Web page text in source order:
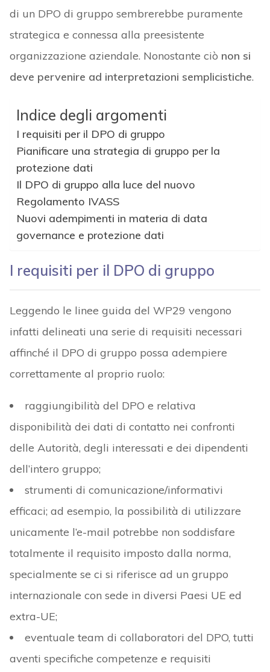
di un DPO di gruppo sembrerebbe puramente
strategica e connessa alla preesistente
organizzazione aziendale. Nonostante ciò non si
deve pervenire ad interpretazioni semplicistiche.
Indice degli argomenti
I requisiti per il DPO di gruppo
Pianificare una strategia di gruppo per la
protezione dati
Il DPO di gruppo alla luce del nuovo
Regolamento IVASS
Nuovi adempimenti in materia di data
governance e protezione dati
I requisiti per il DPO di gruppo
Leggendo le linee guida del WP29 vengono
infatti delineati una serie di requisiti necessari
affinché il DPO di gruppo possa adempiere
correttamente al proprio ruolo:
raggiungibilità del DPO e relativa
disponibilità dei dati di contatto nei confronti
delle Autorità, degli interessati e dei dipendenti
dell’intero gruppo;
strumenti di comunicazione/informativi
efficaci; ad esempio, la possibilità di utilizzare
unicamente l’e-mail potrebbe non soddisfare
totalmente il requisito imposto dalla norma,
specialmente se ci si riferisce ad un gruppo
internazionale con sede in diversi Paesi UE ed
extra-UE;
eventuale team di collaboratori del DPO, tutti
aventi specifiche competenze e requisiti